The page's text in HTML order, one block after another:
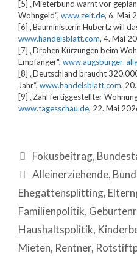
[5] „Mieterbund warnt vor
Wohngeld“, www.zeit.de, 6. Mai
[6] „Bauministerin Hubertz will
www.handelsblatt.com, 4. Mai
[7] „Drohen Kürzungen beim
Empfänger“, www.augsburger-
[8] „Deutschland braucht
Jahr“, www.handelsblatt.com,
[9] „Zahl fertiggestellter
www.tagesschau.de, 22. Mai
Fokusbeitrag,
Alleinerziehende,
Ehegattensplitting,
Familienpolitik,
Haushaltspolitik,
Mieten, Rentner,